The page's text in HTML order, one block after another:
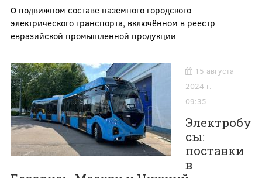
О подвижном составе наземного городского
электрического транспорта, включённом в реестр
евразийской промышленной продукции
15 августа
2024 г. —
09:35
Электробу
сы:
поставки
в